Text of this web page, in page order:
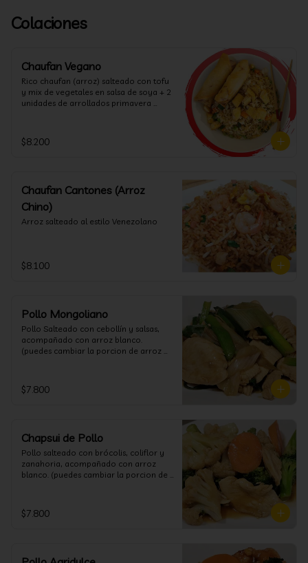
Colaciones
Chaufan Vegano
Rico chaufan (arroz) salteado con tofu
y mix de vegetales en salsa de soya + 2
unidades de arrollados primavera
$8.200
Chaufan Cantones (Arroz
Chino)
Arroz salteado al estilo Venezolano
$8.100
Pollo Mongoliano
Pollo Salteado con cebollín y salsas,
acompañado con arroz blanco.
(puedes cambiar la porcion de arroz
$7.800
Chapsui de Pollo
Pollo salteado con brócolis, coliflor y
zanahoria, acompañado con arroz
blanco. (puedes cambiar la porcion de
$7.800